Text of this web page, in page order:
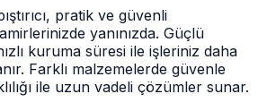
pratik ve güvenli
yanınızda. Güçlü
kuruma süresi ile işleriniz daha
Farklı malzemelerde güvenle
ile uzun vadeli çözümler sunar.